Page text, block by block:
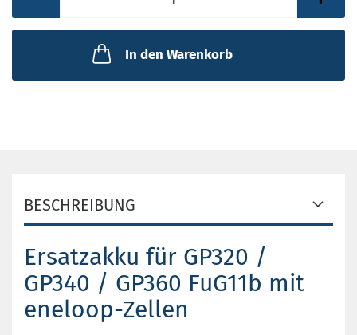
In den Warenkorb
BESCHREIBUNG
Ersatzakku für GP320 /
GP340 / GP360 FuG11b mit
eneloop-Zellen